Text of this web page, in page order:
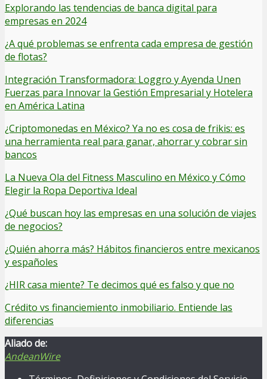
Explorando las tendencias de banca digital para
empresas en 2024
¿A qué problemas se enfrenta cada empresa de gestión
de flotas?
Integración Transformadora: Loggro y Ayenda Unen
Fuerzas para Innovar la Gestión Empresarial y Hotelera
en América Latina
¿Criptomonedas en México? Ya no es cosa de frikis: es
una herramienta real para ganar, ahorrar y cobrar sin
bancos
La Nueva Ola del Fitness Masculino en México y Cómo
Elegir la Ropa Deportiva Ideal
¿Qué buscan hoy las empresas en una solución de viajes
de negocios?
¿Quién ahorra más? Hábitos financieros entre mexicanos
y españoles
¿HIR casa miente? Te decimos qué es falso y que no
Crédito vs financiemiento inmobiliario. Entiende las
diferencias
Aliado de:
AndeanWire